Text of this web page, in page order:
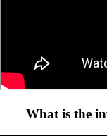
What is the